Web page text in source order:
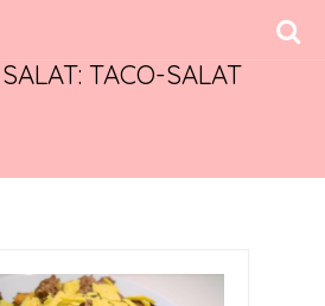
TACO-SALAT